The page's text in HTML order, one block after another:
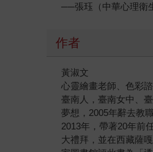
──張珏（中華心理衛
作者
黃淑文
心靈繪畫老師、色彩
臺南人，臺南女中、
夢想，2005年辭去教
2013年，帶著20年前
大禮拜，並在西藏薩